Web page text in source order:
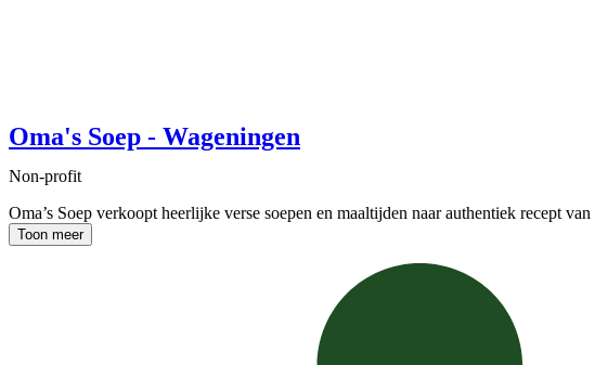
Oma's Soep - Wageningen
Non-profit
Oma’s Soep verkoopt heerlijke verse soepen en maaltijden naar authentiek recept
Toon meer